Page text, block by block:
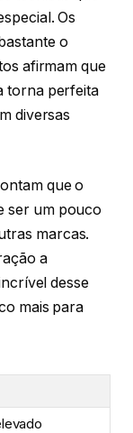
Os
o
afirmam que
torna perfeita
diversas
que o
ser um pouco
marcas.
a
desse
mais para